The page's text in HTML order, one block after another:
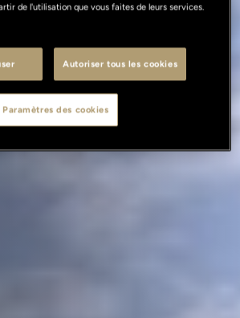
de l'utilisation que vous faites de leurs services.
Autoriser tous les cookies
Paramètres des cookies